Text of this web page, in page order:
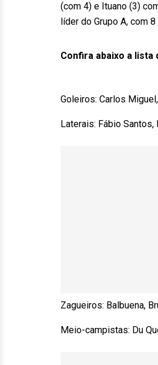
(com 4) e Ituano (3)
líder do Grupo A, com
Confira abaixo a
Goleiros: Carlos
Laterais: Fábio Santos,
Zagueiros: Balbuena,
Meio-campistas: Du